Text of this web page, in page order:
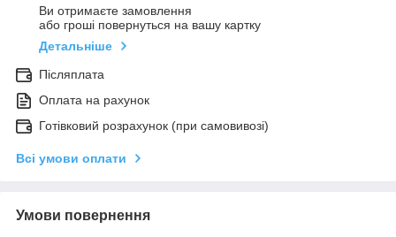
Ви отримаєте замовлення
або гроші повернуться на вашу картку
Детальніше
Післяплата
Оплата на рахунок
Готівковий розрахунок (при самовивозі)
Всі умови оплати
Умови повернення